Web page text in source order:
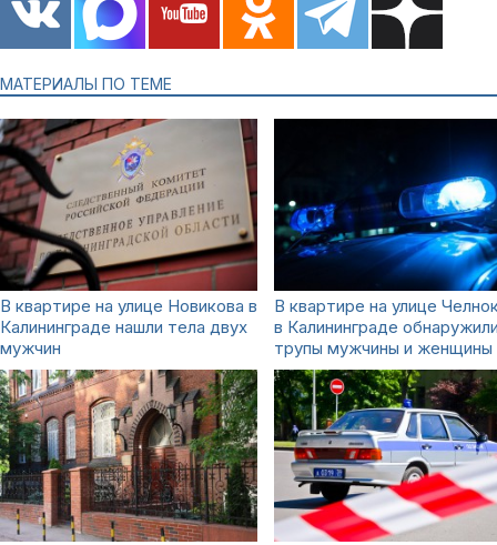
МАТЕРИАЛЫ ПО ТЕМЕ
В квартире на улице Новикова в
Калининграде нашли тела двух
мужчин
В квартире на улице
в Калининграде
трупы мужчины и женщины